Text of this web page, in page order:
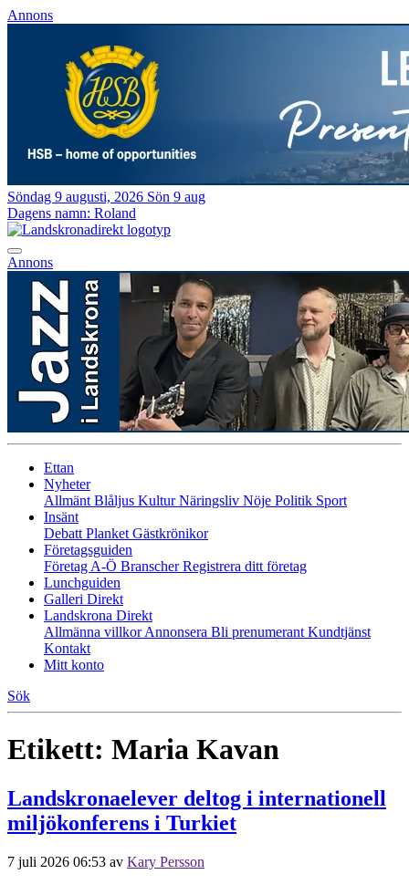
Annons
Söndag 9 augusti, 2026 Sön 9 aug
Dagens namn: Roland
Annons
Ettan
Nyheter
Allmänt Blåljus KulturNäringsliv Nöje Politik Sport
Insänt
Debatt Planket Gästkrönikor
Företagsguiden
Företag A-Ö BranscherRegistrera ditt företag
Lunchguiden
Galleri Direkt
Landskrona Direkt
Allmänna villkorAnnonsera Bli prenumerant Kundtjänst
Kontakt
Mitt konto
Sök
Etikett: Maria Kavan
Landskronaelever deltog i internationell
miljökonferens i Turkiet
7 juli 2026 06:53 av Kary Persson